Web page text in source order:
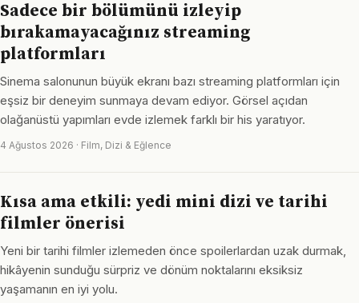
Sadece bir bölümünü izleyip
bırakamayacağınız streaming
platformları
Sinema salonunun büyük ekranı bazı streaming platformları için
eşsiz bir deneyim sunmaya devam ediyor. Görsel açıdan
olağanüstü yapımları evde izlemek farklı bir his yaratıyor.
4 Ağustos 2026 · Film, Dizi & Eğlence
Kısa ama etkili: yedi mini dizi ve tarihi
filmler önerisi
Yeni bir tarihi filmler izlemeden önce spoilerlardan uzak durmak,
hikâyenin sunduğu sürpriz ve dönüm noktalarını eksiksiz
yaşamanın en iyi yolu.